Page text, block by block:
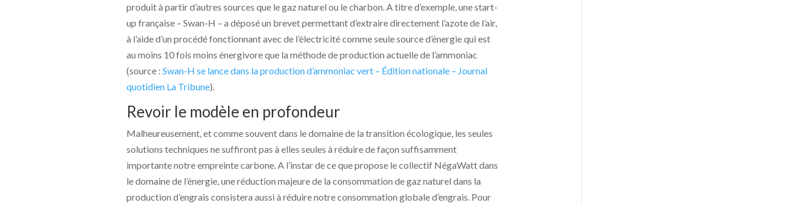
produit à partir d’autres sources que le gaz naturel ou le charbon. A titre d’exemple, une start-
up française – Swan-H – a déposé un brevet permettant d’extraire directement l’azote de l’air,
à l’aide d’un procédé fonctionnant avec de l’électricité comme seule source d’énergie qui est
au moins 10 fois moins énergivore que la méthode de production actuelle de l’ammoniac
(source : Swan-H se lance dans la production d’ammoniac vert – Édition nationale – Journal
quotidien La Tribune).
Revoir le modèle en profondeur
Malheureusement, et comme souvent dans le domaine de la transition écologique, les seules
solutions techniques ne suffiront pas à elles seules à réduire de façon suffisamment
importante notre empreinte carbone. A l’instar de ce que propose le collectif NégaWatt dans
le domaine de l’énergie, une réduction majeure de la consommation de gaz naturel dans la
production d’engrais consistera aussi à réduire notre consommation globale d’engrais. Pour